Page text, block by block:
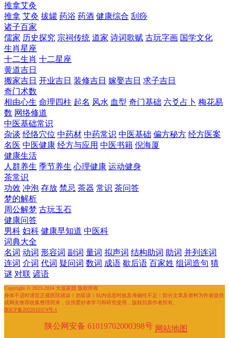
推拿艾灸
推拿 艾灸 拔罐 药浴 药酒 健康综合 刮痧
诸子百家
儒家 历史探究 宗祠传统 道家 诗词歌赋 古玩字画 国学文化
生肖星座
十二生肖 十二星座
黄道吉日
搬家吉日 开业吉日 装修吉日 嫁娶吉日 求子吉日
奇门术数
相由心生 命理四柱 起名 风水 血型 奇门基础 六爻占卜 梅花易
数 网络修道
中医基础常识
杂谈 经络穴位 中药材 中药常识 中医基础 偏方秘方 经方医案
名医 中医健康 经方与应用 中医书籍 倪海厦
健康生活
人群养生 季节养生 心理健康 运动健身
茶常识
功效 冲泡 存放 禁忌 茶器 常识 茶问答
梦的解析
周公解梦 古玩玉石
健康问答
男科 妇科 健康早知道 中医科
词典大全
名词 动词 形容词 副词 量词 拟声词 结构助词 助词 并列连词
连词 介词 代词 疑问词 数词 成语 歇后语 百家姓 组词造句 猜
谜 对联 谚语
Copyright © 2023-2024 大道家园 版权所有
身体不适时请至正规医院就诊！勿延误！站内信息时效及准确性不足！部分文章及资料为作者提供
或网友推荐收集整理而来，仅供爱好者学习和研究使用，版权归原作者所有。
陕ICP备2022010374号-1
陕公网安备 61019702000398号 网站地图